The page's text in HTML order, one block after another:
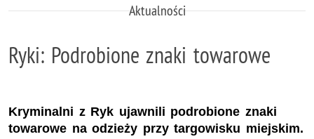
Aktualności
Ryki: Podrobione znaki towarowe
Kryminalni z Ryk ujawnili podrobione znaki
towarowe na odzieży przy targowisku miejskim.